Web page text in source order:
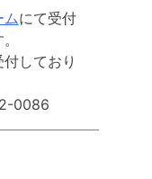
にて受付
しており
0086